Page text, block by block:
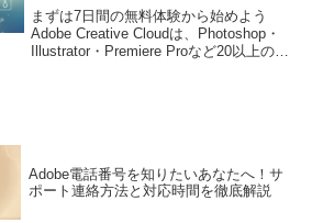
ントも満載
まずは7日間の無料体験から始めよう
Adobe Creative Cloudは、Photoshop・
Illustrator・Premiere Proなど20以上のア
Adobe電話番号を知りたいあなたへ！サ
ポート連絡方法と対応時間を徹底解説